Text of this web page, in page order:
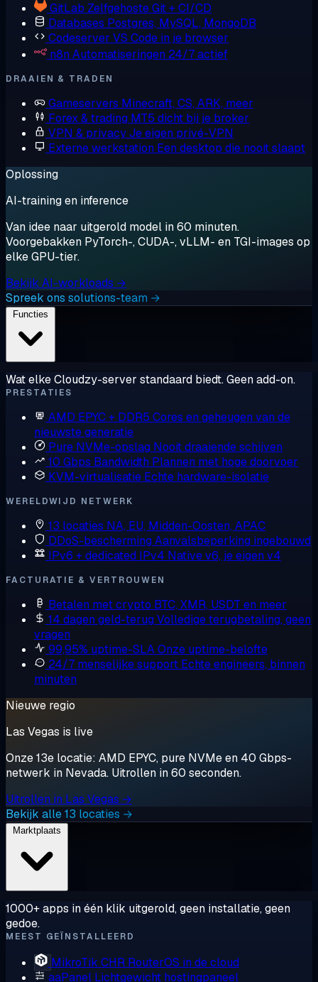
GitLab Zelfgehoste Git + CI/CD
Databases Postgres, MySQL, MongoDB
Codeserver VS Code in je browser
n8n Automatiseringen 24/7 actief
DRAAIEN & TRADEN
Gameservers Minecraft, CS, ARK, meer
Forex & trading MT5 dicht bij je broker
VPN & privacyJe eigen privé-VPN
Externe werkstation Een desktop die nooit slaapt
Oplossing
AI-training en inference
Van idee naar uitgerold model in 60 minuten.
Voorgebakken PyTorch-, CUDA-, vLLM- en TGI-images op
elke GPU-tier.
Bekijk AI-workloads →
Spreek ons solutions-team →
Wat elke Cloudzy-server standaard biedt. Geen add-on.
PRESTATIES
AMD EPYC + DDR5 Cores en geheugen van de
nieuwste generatie
Pure NVMe-opslag Nooit draaiende schijven
10 Gbps Bandwidth Plannen met hoge doorvoer
KVM-virtualisatie Echte hardware-isolatie
WERELDWIJD NETWERK
13 locaties NA, EU, Midden-Oosten, APAC
DDoS-bescherming Aanvalsbeperking ingebouwd
IPv6 + dedicated IPv4 Native v6, je eigen v4
FACTURATIE & VERTROUWEN
Betalen met crypto BTC, XMR, USDT en meer
14 dagen geld-terug Volledige terugbetaling, geen
vragen
99,95% uptime-SLAOnze uptime-belofte
24/7 menselijke support Echte engineers, binnen
minuten
Nieuwe regio
Las Vegas is live
Onze 13e locatie: AMD EPYC, pure NVMe en 40 Gbps-
netwerk in Nevada. Uitrollen in 60 seconden.
Uitrollen in Las Vegas →
Bekijk alle 13 locaties →
1000+ apps in één klik uitgerold, geen installatie, geen
gedoe.
MEEST GEÏNSTALLEERD
MikroTik CHR RouterOS in de cloud
aaPanel Lichtgewicht hostingpaneel